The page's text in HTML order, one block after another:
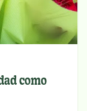
como